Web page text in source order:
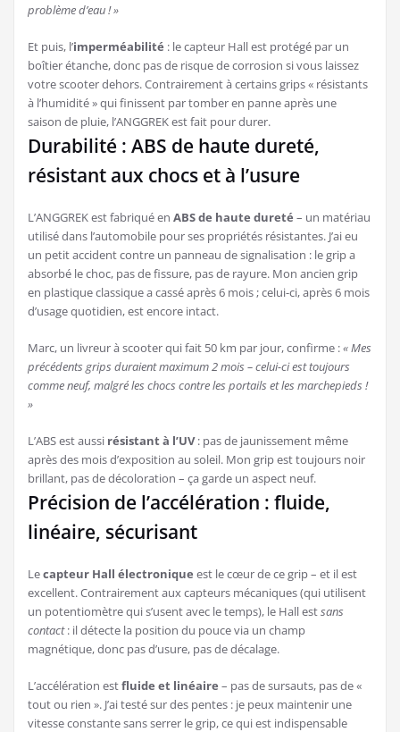
problème d’eau ! »
Et puis, l’imperméabilité : le capteur Hall est protégé par un
boîtier étanche, donc pas de risque de corrosion si vous laissez
votre scooter dehors. Contrairement à certains grips « résistants
à l’humidité » qui finissent par tomber en panne après une
saison de pluie, l’ANGGREK est fait pour durer.
Durabilité : ABS de haute dureté,
résistant aux chocs et à l’usure
L’ANGGREK est fabriqué en ABS de haute dureté – un matériau
utilisé dans l’automobile pour ses propriétés résistantes. J’ai eu
un petit accident contre un panneau de signalisation : le grip a
absorbé le choc, pas de fissure, pas de rayure. Mon ancien grip
en plastique classique a cassé après 6 mois ; celui-ci, après 6 mois
d’usage quotidien, est encore intact.
Marc, un livreur à scooter qui fait 50 km par jour, confirme :« Mes
précédents grips duraient maximum 2 mois – celui-ci est toujours
comme neuf, malgré les chocs contre les portails et les marchepieds !
»
L’ABS est aussi résistant à l’UV: pas de jaunissement même
après des mois d’exposition au soleil. Mon grip est toujours noir
brillant, pas de décoloration – ça garde un aspect neuf.
Précision de l’accélération : fluide,
linéaire, sécurisant
Lecapteur Hall électronique est le cœur de ce grip – et il est
excellent. Contrairement aux capteurs mécaniques (qui utilisent
un potentiomètre qui s’usent avec le temps), le Hall estsans
contact: il détecte la position du pouce via un champ
magnétique, donc pas d’usure, pas de décalage.
L’accélération estfluide et linéaire – pas de sursauts, pas de «
tout ou rien ». J’ai testé sur des pentes : je peux maintenir une
vitesse constante sans serrer le grip, ce qui est indispensable